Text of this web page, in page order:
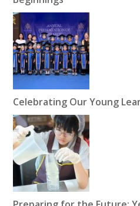
Celebrating Our Young